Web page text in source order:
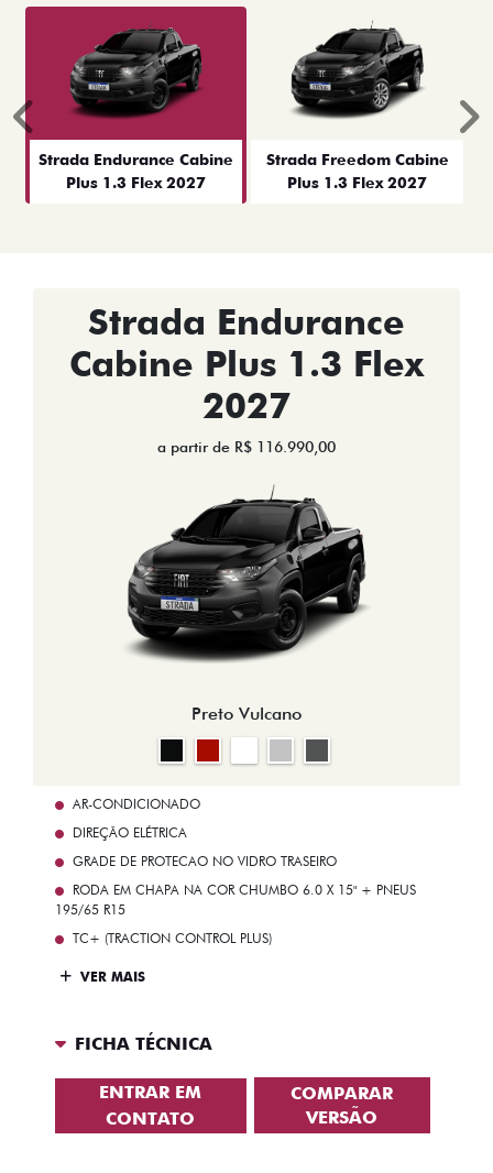
Strada Endurance Cabine
Plus 1.3 Flex 2027
Strada Freedom Cabine
Plus 1.3 Flex 2027
Anterior
Strada Endurance
Cabine Plus 1.3 Flex
2027
a partir de R$ 116.990,00
Preto Vulcano
AR-CONDICIONADO
DIREÇÃO ELÉTRICA
GRADE DE PROTECAO NO VIDRO TRASEIRO
RODA EM CHAPA NA COR CHUMBO 6.0 X 15" + PNEUS
195/65 R15
TC+ (TRACTION CONTROL PLUS)
VER MAIS
FICHA TÉCNICA
ENTRAR EM
CONTATO
COMPARAR
VERSÃO